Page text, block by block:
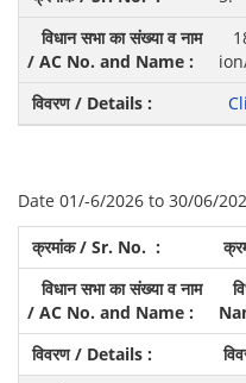
Date 01/-6/2026 to 30/06/